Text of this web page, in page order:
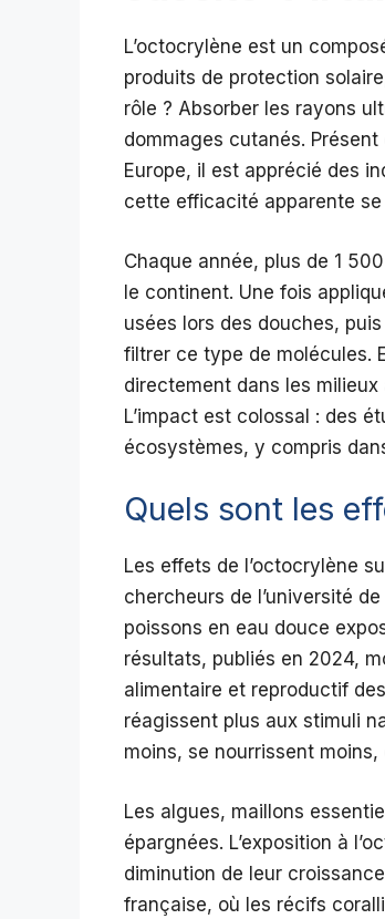
L’octocrylène est un
produits de protection
rôle ? Absorber les rayons
dommages cutanés.
Europe, il est apprécié des
cette efficacité apparente
Chaque année, plus de 1
le continent. Une fois
usées lors des douches,
filtrer ce type de molécules.
directement dans les
L’impact est colossal : des
écosystèmes, y compris
Quels sont les
Les effets de l’octocrylène
chercheurs de l’université
poissons en eau douce
résultats, publiés en 2024,
alimentaire et reproductif
réagissent plus aux stimuli
moins, se nourrissent
Les algues, maillons
épargnées. L’exposition à
diminution de leur
française, où les récifs